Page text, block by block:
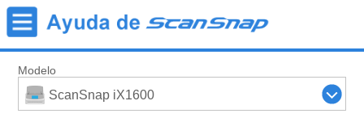
Modelo
ScanSnap iX1600